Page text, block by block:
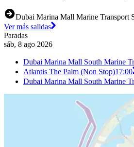
Dubai Marina Mall Marine Transport
Ver más salidas
Paradas
sáb, 8 ago 2026
Dubai Marina Mall South Marine
Atlantis The Palm (Non Stop)17:00
Dubai Marina Mall South Marine